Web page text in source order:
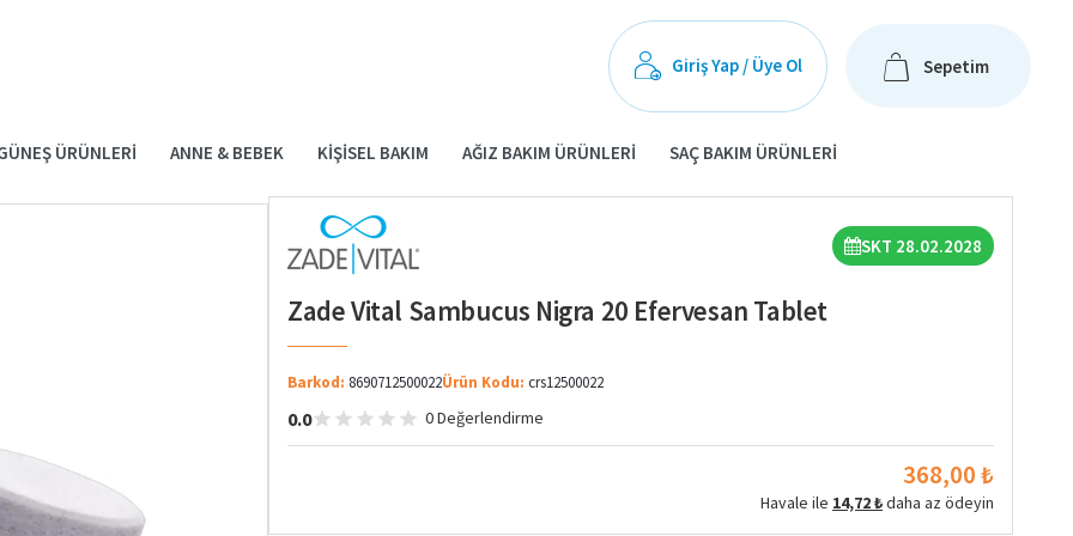
Giriş Yap / Üye Ol Sepetim
ÜRÜNLERI ANNE & BEBEK KIŞISEL BAKIM AĞIZ BAKIM ÜRÜNLERI SAÇ BAKIM ÜRÜNLERI
SKT 28.02.2028
Zade Vital Sambucus Nigra 20 Efervesan Tablet
Barkod: 8690712500022Ürün Kodu: crs12500022
0.0 0 Değerlendirme
368,00 ₺
Havale ile 14,72 ₺daha az ödeyin